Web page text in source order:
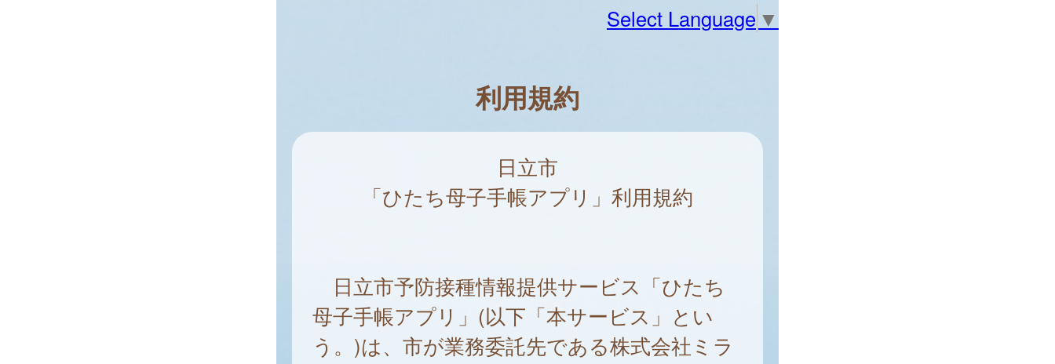
Select Language ▼
利用規約
日立市
「ひたち母子手帳アプリ」利用規約
日立市予防接種情報提供サービス「ひたち
母子手帳アプリ」(以下「本サービス」とい
う。)は、市が業務委託先である株式会社ミラ